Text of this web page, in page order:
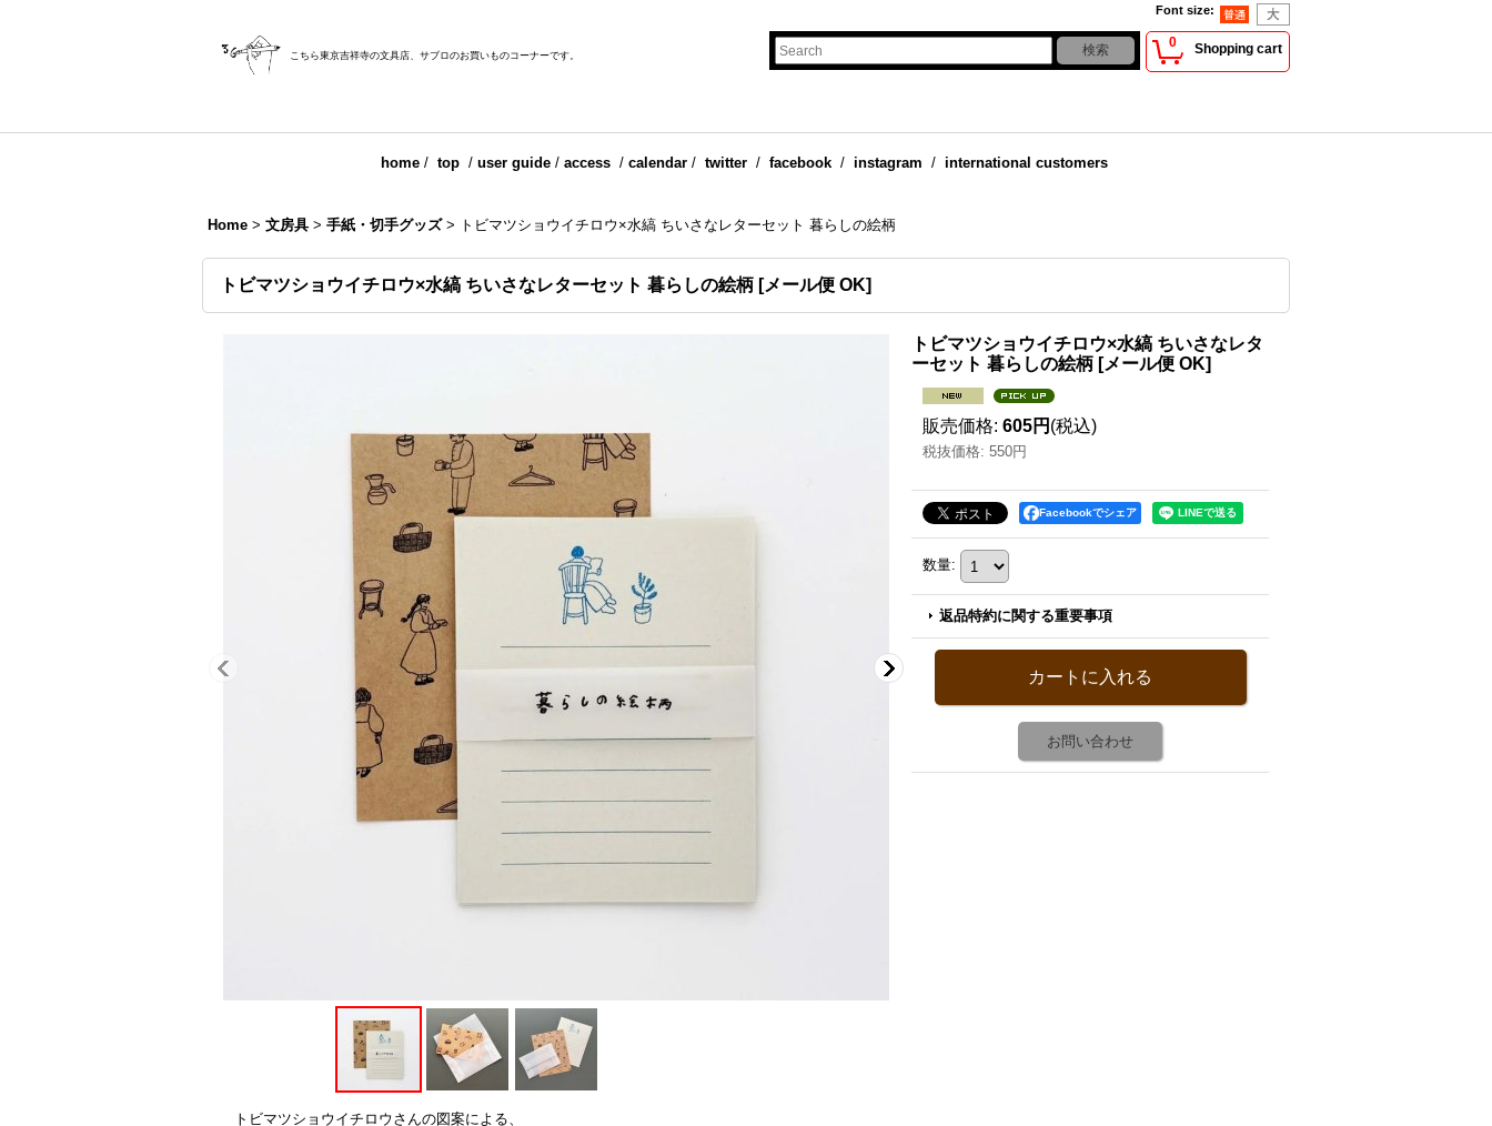
Font size:
こちら東京吉祥寺の文具店、サブロのお買いものコーナーです。
0 Shopping cart
home/ top/ user guide/ access/ calendar/ twitter/ facebook/ instagram / international customers
Home > 文房具 > 手紙・切手グッズ > トビマツショウイチロウ×水縞 ちいさなレターセット 暮らしの絵柄
トビマツショウイチロウ×水縞 ちいさなレターセット 暮らしの絵柄 [メール便 OK]
トビマツショウイチロウ×水縞 ちいさなレタ
ーセット 暮らしの絵柄 [メール便 OK]
販売価格: 605円 (税込)
税抜価格: 550円
Facebookでシェア
数量:
返品特約に関する重要事項
お問い合わせ
トビマツショウイチロウさんの図案による、